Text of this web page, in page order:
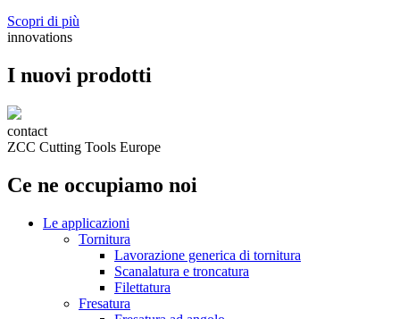
Scopri di più
innovations
I nuovi prodotti
contact
ZCC Cutting Tools Europe
Ce ne occupiamo noi
Le applicazioni
Tornitura
Lavorazione generica di tornitura
Scanalatura e troncatura
Filettatura
Fresatura